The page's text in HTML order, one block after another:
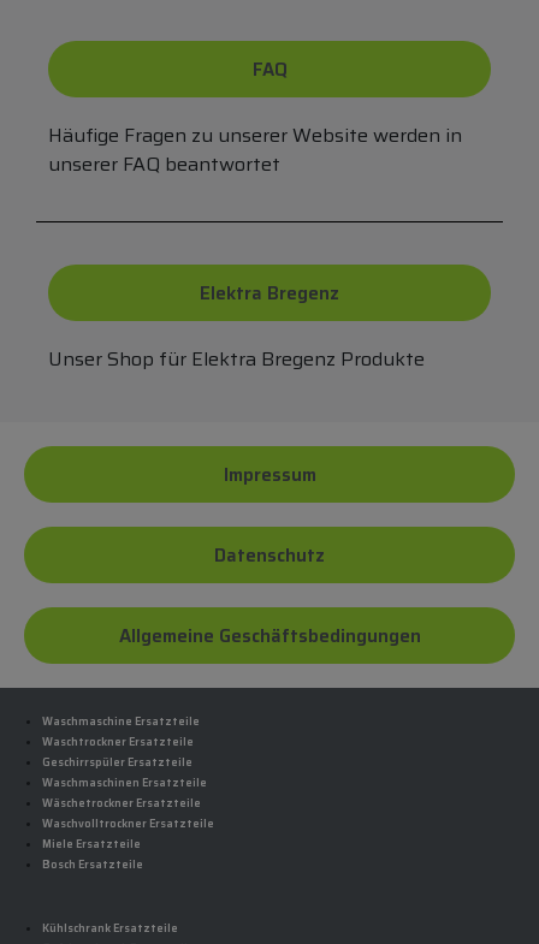
FAQ
Häufige Fragen zu unserer Website werden in
unserer FAQ beantwortet
Elektra Bregenz
Unser Shop für Elektra Bregenz Produkte
Impressum
Datenschutz
Allgemeine Geschäftsbedingungen
Waschmaschine Ersatzteile
Waschtrockner Ersatzteile
Geschirrspüler Ersatzteile
Waschmaschinen Ersatzteile
Wäschetrockner Ersatzteile
Waschvolltrockner Ersatzteile
Miele Ersatzteile
Bosch Ersatzteile
Kühlschrank Ersatzteile